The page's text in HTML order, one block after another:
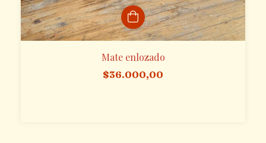
Mate enlozado
$36.000,00